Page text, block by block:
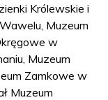
Królewskie i
Muzeum
w
Muzeum
Zamkowe w
Muzeum